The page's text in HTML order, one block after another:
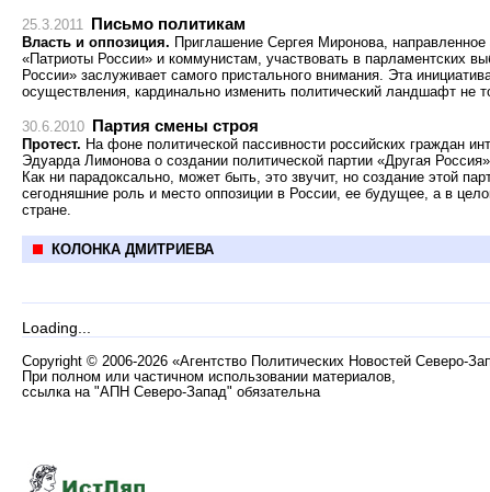
25.3.2011 Письмо политикам
Власть и оппозиция. Приглашение Сергея Миронова, направленное
«Патриоты России» и коммунистам, участвовать в парламентских
России» заслуживает самого пристального внимания. Эта
осуществления, кардинально изменить политический ландшафт не
30.6.2010 Партия смены строя
Протест. На фоне политической пассивности российских граждан
Эдуарда Лимонова о создании политической партии «Другая
Как ни парадоксально, может быть, это звучит, но создание этой
сегодняшние роль и место оппозиции в России, ее будущее, а в
стране.
КОЛОНКА ДМИТРИЕВА
Loading...
Copyright © 2006-2026 «Агентство Политических Новостей Северо-
При полном или частичном использовании материалов,
ссылка на "АПН Северо-Запад" обязательна